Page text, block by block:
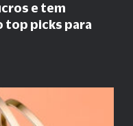
e tem
top picks para